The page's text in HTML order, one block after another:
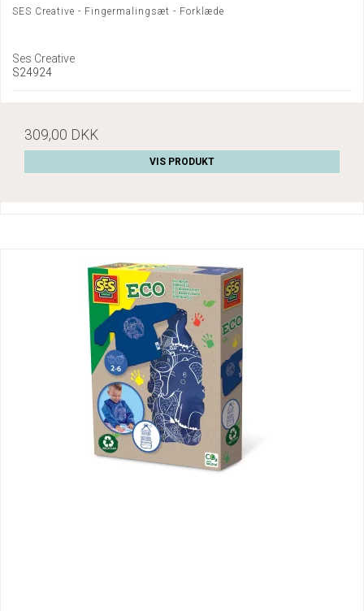
SES Creative - Fingermalingsæt - Forklæde
Ses Creative
S24924
309,00 DKK
VIS PRODUKT